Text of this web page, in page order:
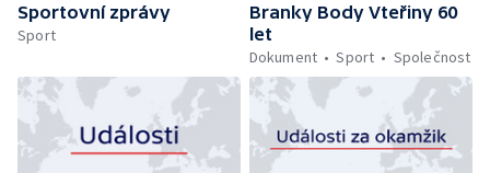
Sportovní zprávy
Sport
Branky Body Vteřiny 60
let
Dokument
Sport Společnost